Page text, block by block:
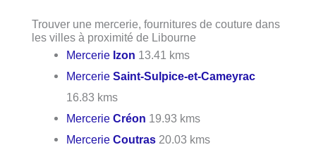
Trouver une mercerie, fournitures de couture dans
les villes à proximité de Libourne
Mercerie Izon 13.41 kms
MercerieSaint-Sulpice-et-Cameyrac
16.83 kms
MercerieCréon 19.93 kms
MercerieCoutras 20.03 kms